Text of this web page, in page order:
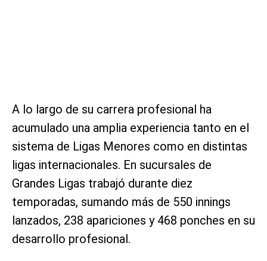
A lo largo de su carrera profesional ha
acumulado una amplia experiencia tanto en el
sistema de Ligas Menores como en distintas
ligas internacionales. En sucursales de
Grandes Ligas trabajó durante diez
temporadas, sumando más de 550 innings
lanzados, 238 apariciones y 468 ponches en su
desarrollo profesional.